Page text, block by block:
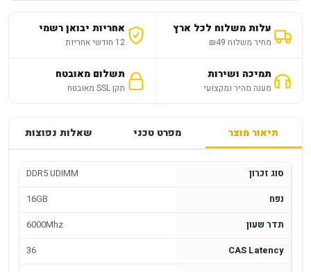
עלות משלוח לכל ארץ
מחיר משלוח ₪49
אחריות יבואן רשמי
12 חודשי אחריות
תמיכה ושירות
מענה מהיר ומקצועי
תשלום מאובטח
תקן SSL מאובטח
תיאור מוצר מפרט טכני שאלות נפוצות
סוג זכרון
DDR5 UDIMM
נפח
16GB
תדר שעון
6000Mhz
CAS Latency
36